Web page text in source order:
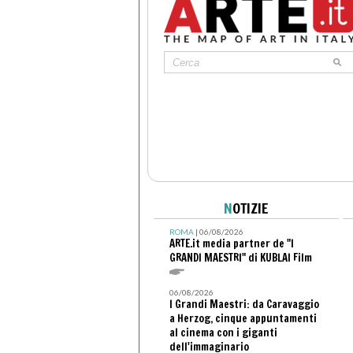
NOTIZIE
ROMA| 06/08/2026
ARTE.it media partner de "I
GRANDI MAESTRI" di KUBLAI Film
06/08/2026
I Grandi Maestri: da Caravaggio
a Herzog, cinque appuntamenti
al cinema con i giganti
dell'immaginario